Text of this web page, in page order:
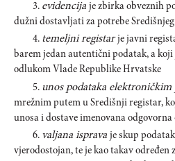
3. evidencijaje zbirka obveznih
dužni dostavljati za potrebe
4. temeljni registarje javni
barem jedan autentični podatak, a
odlukom Vlade Republike Hrvatske
5. unos podataka
mrežnim putem u Središnji registar,
unosa i dostave imenovana odgovorna
6. valjana ispravaje skup
vjerodostojan, te je kao takav